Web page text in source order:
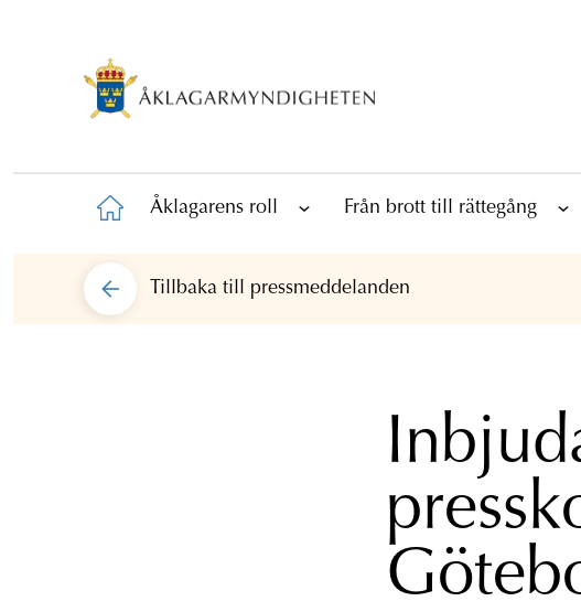
Åklagarens roll Från brott till rättegång
Tillbaka till pressmeddelanden